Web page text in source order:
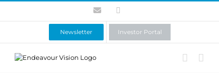
Skip
content
Contact
Newsletter Investor Portal